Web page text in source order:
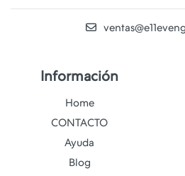
Información
Home
CONTACTO
Ayuda
Blog